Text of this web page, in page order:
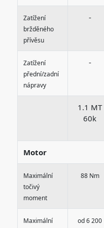
Zatížení
bržděného
přívěsu
-
Zatížení
přední/zadní
nápravy
-
1.1 MT
60k
Motor
Maximální
točivý
moment
88 Nm
Maximální
od 6 200